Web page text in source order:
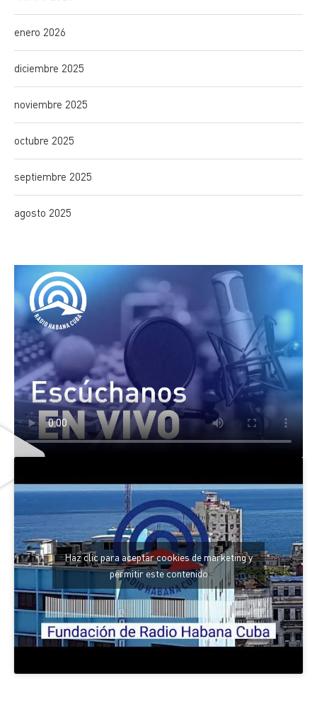
enero 2026
diciembre 2025
noviembre 2025
octubre 2025
septiembre 2025
agosto 2025
Haz clic para aceptar cookies de marketing y
permitir este contenido